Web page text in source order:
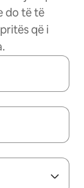
do të të
që i